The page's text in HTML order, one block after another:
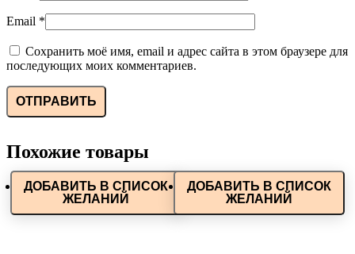
Email *
Сохранить моё имя, email и адрес сайта в этом браузере для
последующих моих комментариев.
Похожие товары
ДОБАВИТЬ В СПИСОК
ЖЕЛАНИЙ
ДОБАВИТЬ В СПИСОК
ЖЕЛАНИЙ